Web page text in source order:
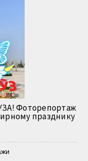
Фоторепортаж
празднику